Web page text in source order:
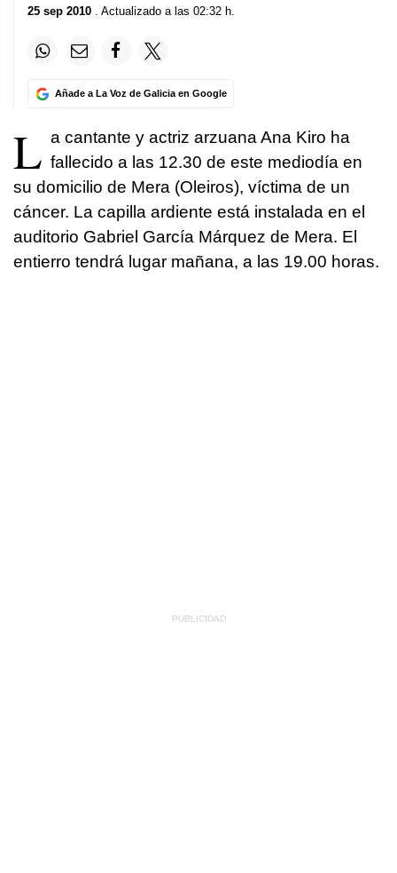
25 sep 2010 . Actualizado a las 02:32 h.
Añade a La Voz de Galicia en Google
L a cantante y actriz arzuana Ana Kiro ha
fallecido a las 12.30 de este mediodía en
su domicilio de Mera (Oleiros), víctima de un
cáncer. La capilla ardiente está instalada en el
auditorio Gabriel García Márquez de Mera. El
entierro tendrá lugar mañana, a las 19.00 horas.